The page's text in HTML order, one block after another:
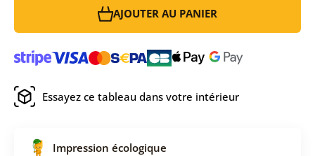
AJOUTER AU PANIER
Essayez ce tableau dans votre intérieur
Impression écologique